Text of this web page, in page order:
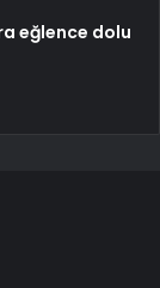
eğlence dolu